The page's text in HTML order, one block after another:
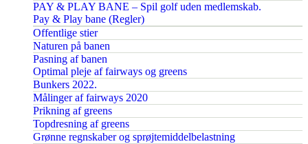
PAY & PLAY BANE – Spil golf uden medlemskab.
Pay & Play bane (Regler)
Offentlige stier
Naturen på banen
Pasning af banen
Optimal pleje af fairways og greens
Bunkers 2022.
Målinger af fairways 2020
Prikning af greens
Topdresning af greens
Grønne regnskaber og sprøjtemiddelbelastning